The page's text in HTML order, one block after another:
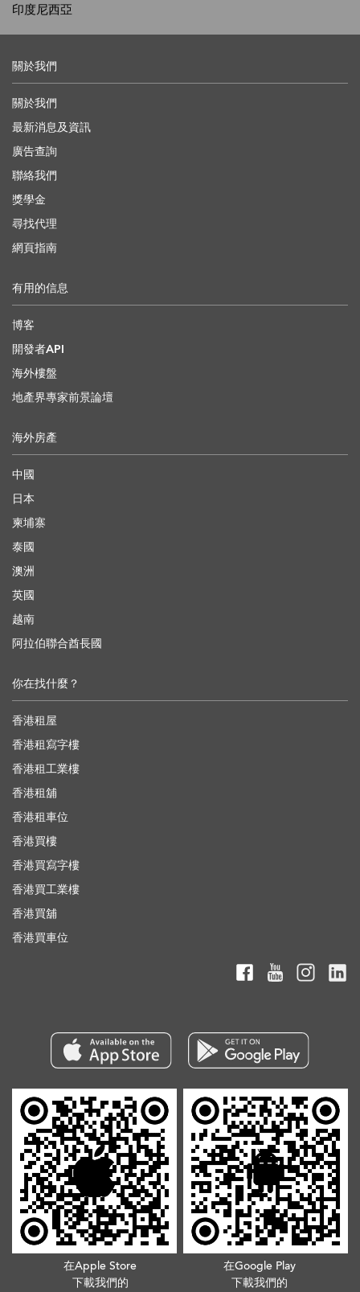
印度尼西亞
關於我們
關於我們
最新消息及資訊
廣告查詢
聯絡我們
獎學金
尋找代理
網頁指南
有用的信息
博客
開發者API
海外樓盤
地產界專家前景論壇
海外房產
中國
日本
柬埔寨
泰國
澳洲
英國
越南
阿拉伯聯合酋長國
你在找什麼？
香港租屋
香港租寫字樓
香港租工業樓
香港租舖
香港租車位
香港買樓
香港買寫字樓
香港買工業樓
香港買舖
香港買車位
在Apple Store
下載我們的
在Google Play
下載我們的